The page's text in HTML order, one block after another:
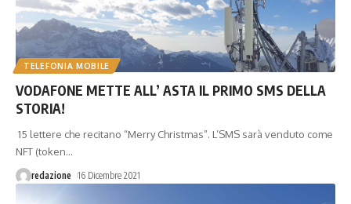
TELEFONIA MOBILE
VODAFONE METTE ALL’ ASTA IL PRIMO SMS DELLA
STORIA!
15 lettere che recitano “Merry Christmas”. L’SMS sarà venduto come
NFT (token…
redazione 16 Dicembre 2021